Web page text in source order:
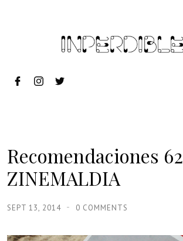
Recomendaciones 62
ZINEMALDIA
SEPT 13, 2014 0 COMMENTS